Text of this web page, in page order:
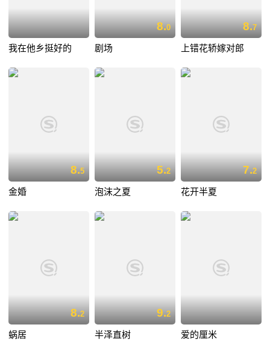
我在他乡挺好的
8.0
剧场
8.7
上错花轿嫁对郎
8.5
金婚
5.2
泡沫之夏
7.2
花开半夏
8.2
蜗居
9.2
半泽直树 爱的厘米